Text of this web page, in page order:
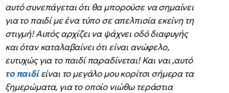
αυτό συνεπάγεται ότι θα μπορούσε να σημαίνει
για το παιδί με ένα τύπο σε απελπισία εκείνη τη
στιγμή! Αυτός αρχίζει να ψάχνει οδό διαφυγής
και όταν καταλαβαίνει ότι είναι ανώφελο,
ευτυχώς για το παιδί παραδίνεται! Και ναι ,αυτό
το παιδίείναι το μεγάλο μου κορίτσι σήμερα τα
ξημερώματα, για το οποίο νιώθω τεράστια